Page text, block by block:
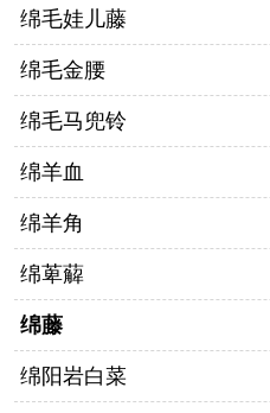
绵毛娃儿藤
绵毛金腰
绵毛马兜铃
绵羊血
绵羊角
绵萆薢
绵藤
绵阳岩白菜